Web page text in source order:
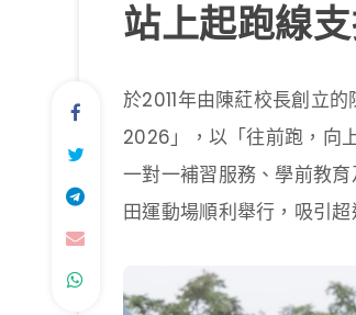
站上起跑線
於2011年由陳葒校長創立
2026」，以「往前跑，向
一對一補習服務、學前教
田運動場順利舉行，吸引超